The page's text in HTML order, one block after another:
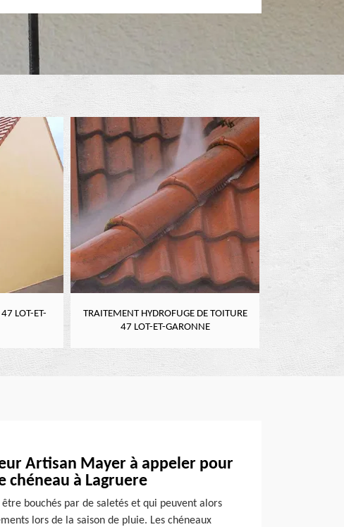
LOT-ET-
TRAITEMENT HYDROFUGE DE TOITURE
47 LOT-ET-GARONNE
Artisan Mayer à appeler pour
chéneau à Lagruere
être bouchés par de saletés et qui peuvent alors
lors de la saison de pluie. Les chéneaux